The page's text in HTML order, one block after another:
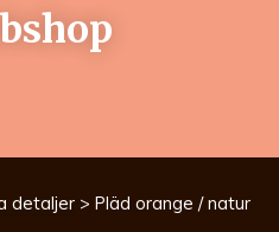
detaljer > Pläd orange / natur